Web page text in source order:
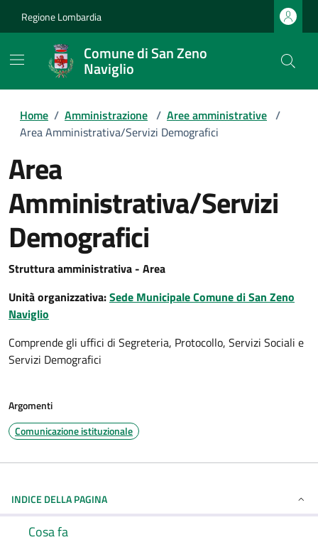
Regione Lombardia
Comune di San Zeno
Naviglio
Home / Amministrazione / Aree amministrative /
Area Amministrativa/Servizi Demografici
Area
Amministrativa/Servizi
Demografici
Struttura amministrativa - Area
Unità organizzativa:Sede Municipale Comune di San Zeno
Naviglio
Comprende gli uffici di Segreteria, Protocollo, Servizi Sociali e
Servizi Demografici
Argomenti
Comunicazione istituzionale
INDICE DELLA PAGINA
Cosa fa